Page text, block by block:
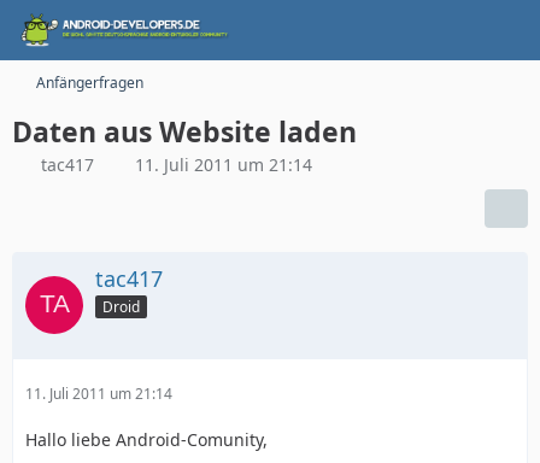
Anfängerfragen
Daten aus Website laden
tac417 11. Juli 2011 um 21:14
tac417
Droid
11. Juli 2011 um 21:14
Hallo liebe Android-Comunity,